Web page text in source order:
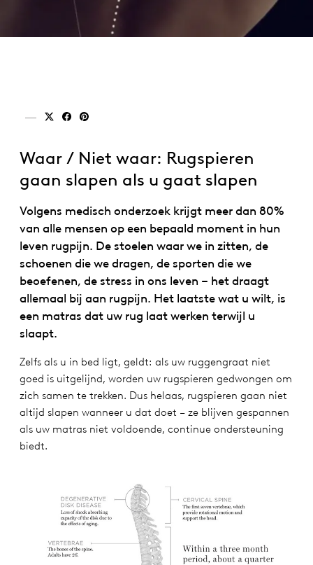
Delen via x (twitter)
Delen via facebook
Delen via pinterest
Waar / Niet waar: Rugspieren
gaan slapen als u gaat slapen
Volgens medisch onderzoek krijgt meer dan 80%
van alle mensen op een bepaald moment in hun
leven rugpijn. De stoelen waar we in zitten, de
schoenen die we dragen, de sporten die we
beoefenen, de stress in ons leven – het draagt
allemaal bij aan rugpijn. Het laatste wat u wilt, is
een matras dat uw rug laat werken terwijl u
slaapt.
Zelfs als u in bed ligt, geldt: als uw ruggengraat niet
goed is uitgelijnd, worden uw rugspieren gedwongen om
zich samen te trekken. Dus helaas, rugspieren gaan niet
altijd slapen wanneer u dat doet – ze blijven gespannen
als uw matras niet voldoende, continue ondersteuning
biedt.